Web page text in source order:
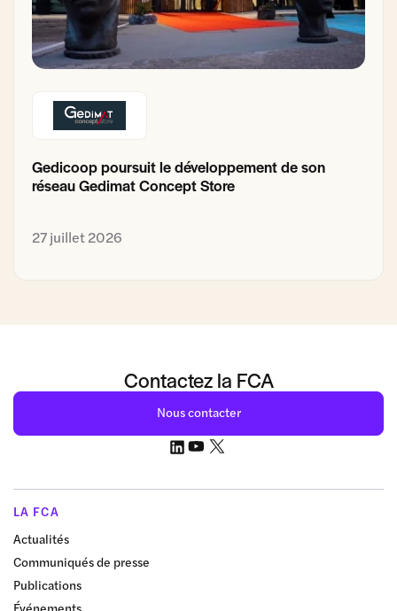
Gedicoop poursuit le développement de son
réseau Gedimat Concept Store
27 juillet 2026
Contactez la FCA
Nous contacter
LA FCA
Actualités
Communiqués de presse
Publications